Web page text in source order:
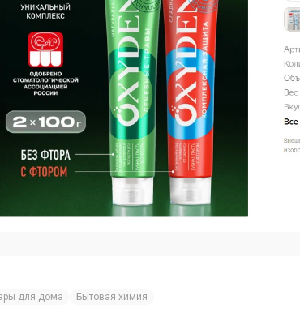
для дома Бытовая химия